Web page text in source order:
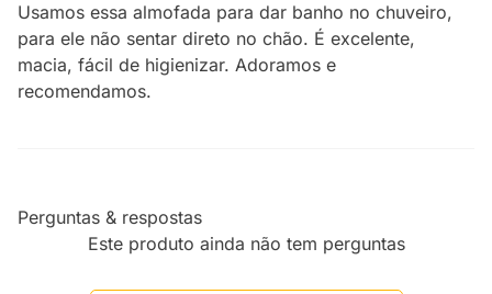
Usamos essa almofada para dar banho no chuveiro,
para ele não sentar direto no chão. É excelente,
macia, fácil de higienizar. Adoramos e
recomendamos.
Perguntas & respostas
Este produto ainda não tem perguntas